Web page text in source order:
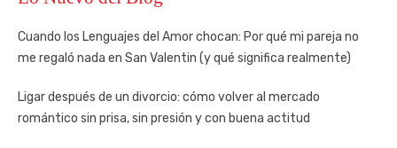
Cuando los Lenguajes del Amor chocan: Por qué mi pareja no
me regaló nada en San Valentin (y qué significa realmente)
Ligar después de un divorcio: cómo volver al mercado
romántico sin prisa, sin presión y con buena actitud